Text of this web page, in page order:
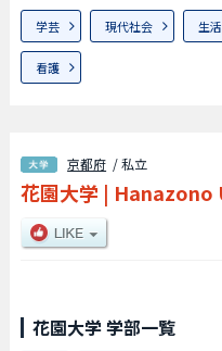
学芸 現代社会 生
看護
京都府 / 私立
花園大学 | Hanazono
花園大学 学部一覧